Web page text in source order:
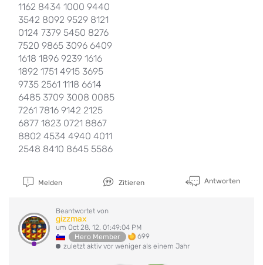
1162 8434 1000 9440
3542 8092 9529 8121
0124 7379 5450 8276
7520 9865 3096 6409
1618 1896 9239 1616
1892 1751 4915 3695
9735 2561 1118 6614
6485 3709 3008 0085
7261 7816 9142 2125
6877 1823 0721 8867
8802 4534 4940 4011
2548 8410 8645 5586
Melden Zitieren Antworten
Beantwortet von
gizzmax
um Oct 28, 12, 01:49:04 PM
Hero Member
699
zuletzt aktiv vor weniger als einem Jahr